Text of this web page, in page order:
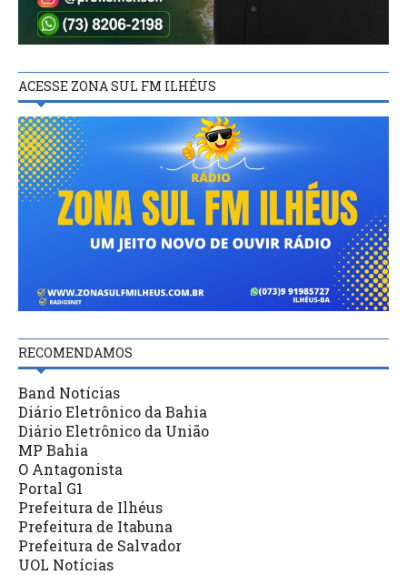
ACESSE ZONA SUL FM ILHÉUS
RECOMENDAMOS
Band Notícias
Diário Eletrônico da Bahia
Diário Eletrônico da União
MP Bahia
O Antagonista
Portal G1
Prefeitura de Ilhéus
Prefeitura de Itabuna
Prefeitura de Salvador
UOL Notícias